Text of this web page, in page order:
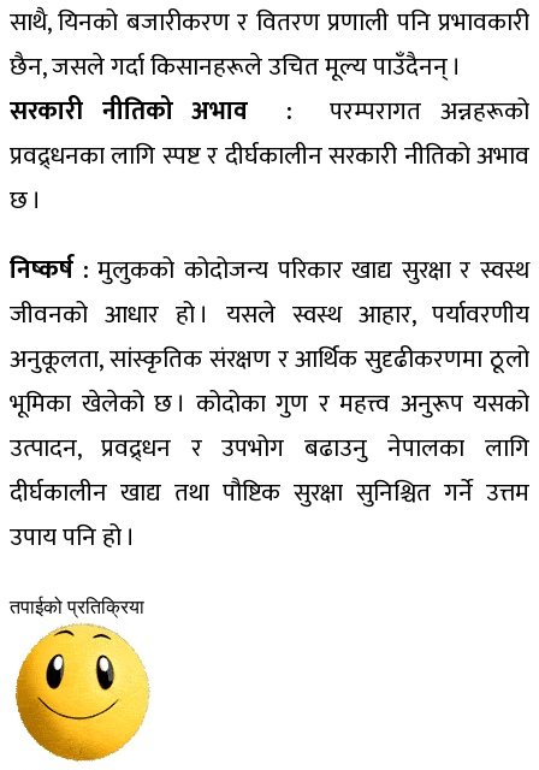
साथै, यिनको बजारीकरण र वितरण प्रणाली पनि प्रभावकारी
छैन, जसले गर्दा किसानहरूले उचित मूल्य पाउँदैनन् ।
सरकारी नीतिको अभाव : परम्परागत अन्नहरूको
प्रवद्र्धनका लागि स्पष्ट र दीर्घकालीन सरकारी नीतिको अभाव
छ ।
निष्कर्ष : मुलुकको कोदोजन्य परिकार खाद्य सुरक्षा र स्वस्थ
जीवनको आधार हो । यसले स्वस्थ आहार, पर्यावरणीय
अनुकूलता, सांस्कृतिक संरक्षण र आर्थिक सुदृढीकरणमा ठूलो
भूमिका खेलेको छ । कोदोका गुण र महत्त्व अनुरूप यसको
उत्पादन, प्रवद्र्धन र उपभोग बढाउनु नेपालका लागि
दीर्घकालीन खाद्य तथा पौष्टिक सुरक्षा सुनिश्चित गर्ने उत्तम
उपाय पनि हो ।
तपाईको प्रतिक्रिया